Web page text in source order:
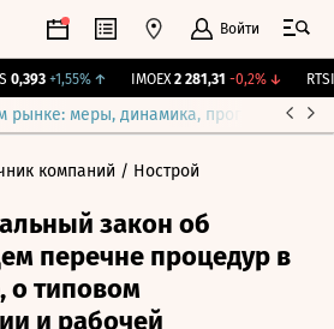
Войти
0,393 +1,55%↑ IMOEX 2 281,31 -0,2%↓ RTSI
рынке: меры, динамика, прогнозы
компаний / Нострой
закон об
перечне процедур в
о типовом
и рабочей